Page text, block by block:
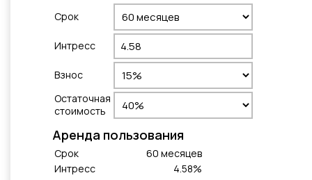
Cрок
Интресс
Взнос
Остаточная
стоимость
Aренда пользования
Cрок 60 месяцeв
Интресс
4.58%